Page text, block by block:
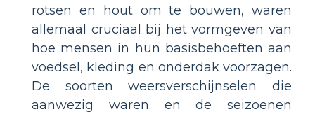
rotsen en hout om te bouwen, waren
allemaal cruciaal bij het vormgeven van
hoe mensen in hun basisbehoeften aan
voedsel, kleding en onderdak voorzagen.
De soorten weersverschijnselen die
aanwezig waren en de seizoenen